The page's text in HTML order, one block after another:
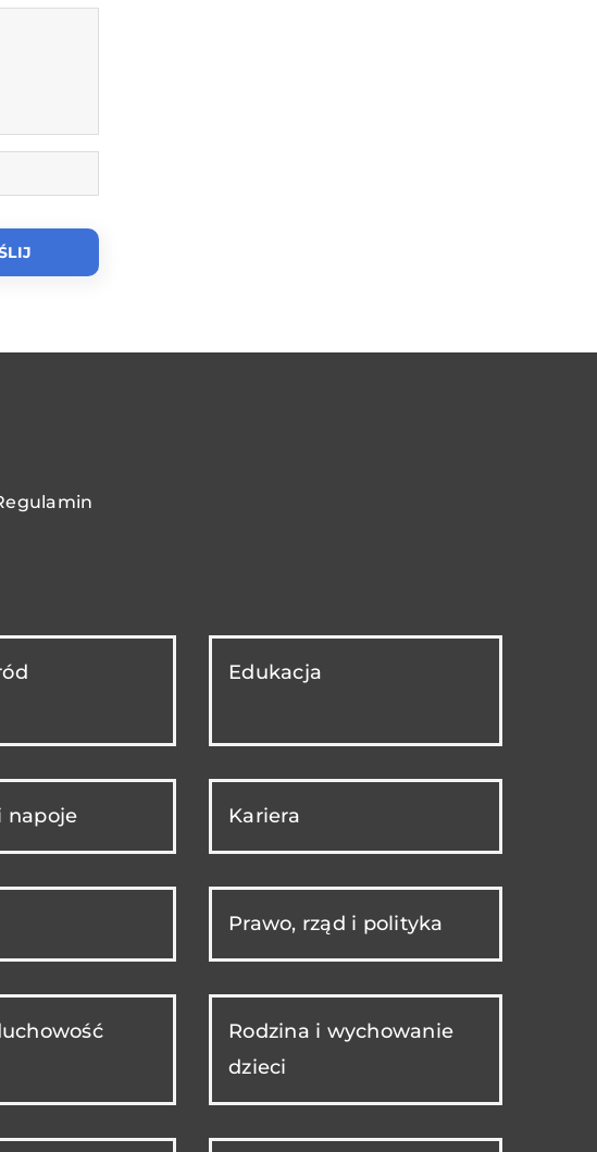
Edukacja
napoje Kariera
Prawo, rząd i polityka
Rodzina i wychowanie
dzieci